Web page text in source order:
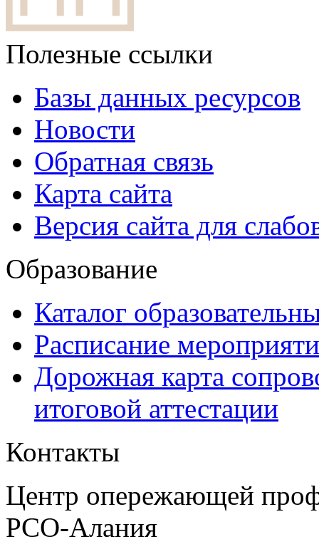
Полезные ссылки
Базы данных ресурсов
Новости
Обратная связь
Карта сайта
Версия сайта для
Образование
Каталог
Расписание
Дорожная карта
итоговой аттестации
Контакты
Центр опережающей
РСО-Алания